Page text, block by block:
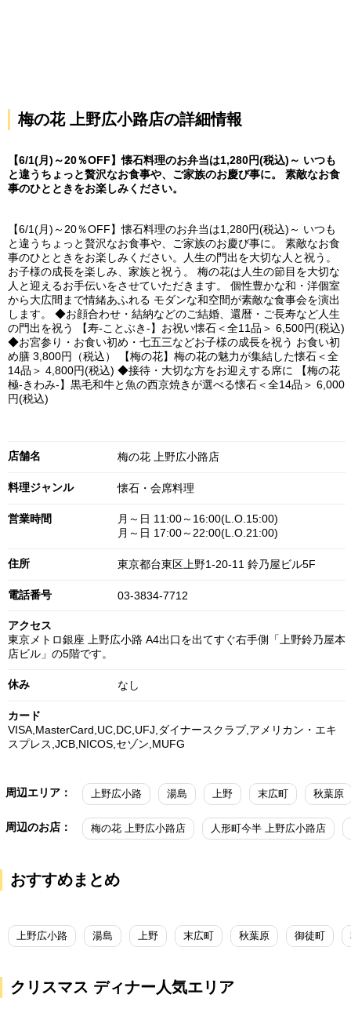
梅の花 上野広小路店の詳細情報
【6/1(月)～20％OFF】懐石料理のお弁当は1,280円(税込)～ いつも
と違うちょっと贅沢なお食事や、ご家族のお慶び事に。 素敵なお食
事のひとときをお楽しみください。
【6/1(月)～20％OFF】懐石料理のお弁当は1,280円(税込)～ いつも
と違うちょっと贅沢なお食事や、ご家族のお慶び事に。 素敵なお食
事のひとときをお楽しみください。人生の門出を大切な人と祝う。
お子様の成長を楽しみ、家族と祝う。 梅の花は人生の節目を大切な
人と迎えるお手伝いをさせていただきます。 個性豊かな和・洋個室
から大広間まで情緒あふれる モダンな和空間が素敵な食事会を演出
します。 ◆お顔合わせ・結納などのご結婚、還暦・ご長寿など人生
の門出を祝う 【寿-ことぶき-】お祝い懐石＜全11品＞ 6,500円(税込)
◆お宮参り・お食い初め・七五三などお子様の成長を祝う お食い初
め膳 3,800円（税込） 【梅の花】梅の花の魅力が集結した懐石＜全
14品＞ 4,800円(税込) ◆接待・大切な方をお迎えする席に 【梅の花
極-きわみ-】黒毛和牛と魚の西京焼きが選べる懐石＜全14品＞ 6,000
円(税込)
店舗名 梅の花 上野広小路店
料理ジャンル 懐石・会席料理
営業時間
月～日 11:00～16:00(L.O.15:00)
月～日 17:00～22:00(L.O.21:00)
住所 東京都台東区上野1-20-11 鈴乃屋ビル5F
電話番号 03-3834-7712
アクセス
東京メトロ銀座 上野広小路 A4出口を出てすぐ右手側「上野鈴乃屋本
店ビル」の5階です。
休み なし
カード
VISA,MasterCard,UC,DC,UFJ,ダイナースクラブ,アメリカン・エキ
スプレス,JCB,NICOS,セゾン,MUFG
周辺エリア： 上野広小路 湯島 上野 末広町 秋葉原
周辺のお店： 梅の花 上野広小路店 人形町今半 上野広小路店
おすすめまとめ
上野広小路 湯島 上野 末広町 秋葉原 御徒町
クリスマス ディナー人気エリア